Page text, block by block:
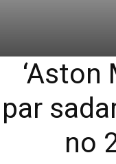
‘Aston
par
no